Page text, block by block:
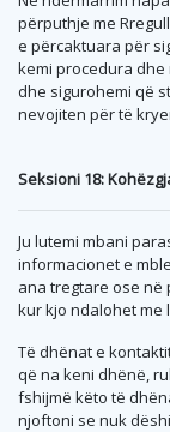
përputhje me
e përcaktuara për
kemi procedura
dhe sigurohemi që
nevojiten për të
Seksioni 18:
Ju lutemi mbani
informacionet e
ana tregtare ose në
kur kjo ndalohet me
Të dhënat e
që na keni dhënë,
fshijmë këto të
njoftoni se nuk